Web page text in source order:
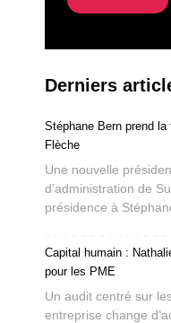
Derniers
Stéphane Bern prend
Flèche
Une nouvelle
d’administration de
présidence à
Capital humain :
pour les PME
Un audit centré sur
entreprise change